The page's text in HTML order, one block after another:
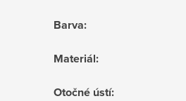
Barva:
Materiál:
Otočné ústí: